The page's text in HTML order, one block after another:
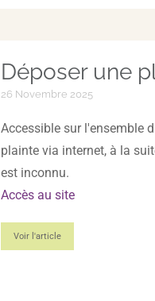
Déposer une
26 Novembre 2025
Accessible sur l'ensemble
plainte via internet, à la
est inconnu.
Accès au site
Voir l'article